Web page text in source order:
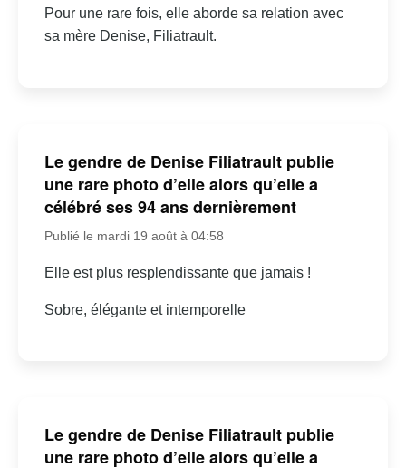
Pour une rare fois, elle aborde sa relation avec
sa mère Denise, Filiatrault.
Le gendre de Denise Filiatrault publie
une rare photo d’elle alors qu’elle a
célébré ses 94 ans dernièrement
Publié le mardi 19 août à 04:58
Elle est plus resplendissante que jamais !
Sobre, élégante et intemporelle
Le gendre de Denise Filiatrault publie
une rare photo d’elle alors qu’elle a